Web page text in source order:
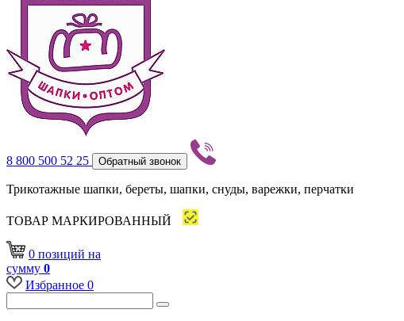
8 800 500 52 25 Обратный звонок
Трикотажные шапки, береты, шапки, снуды, варежки, перчатки
ТОВАР МАРКИРОВАННЫЙ
0 позиций на
сумму 0
Избранное 0